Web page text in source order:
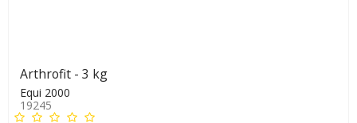
Arthrofit - 3 kg
Equi 2000
19245